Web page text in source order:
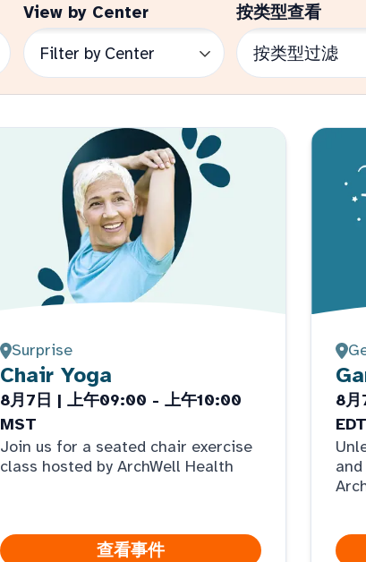
View by Center
按类型查看
Surprise
Chair Yoga
8月7日 | 上午09:00 - 上午10:00
MST
Join us for a seated chair exercise
class hosted by ArchWell Health
查看事件
8
EDT